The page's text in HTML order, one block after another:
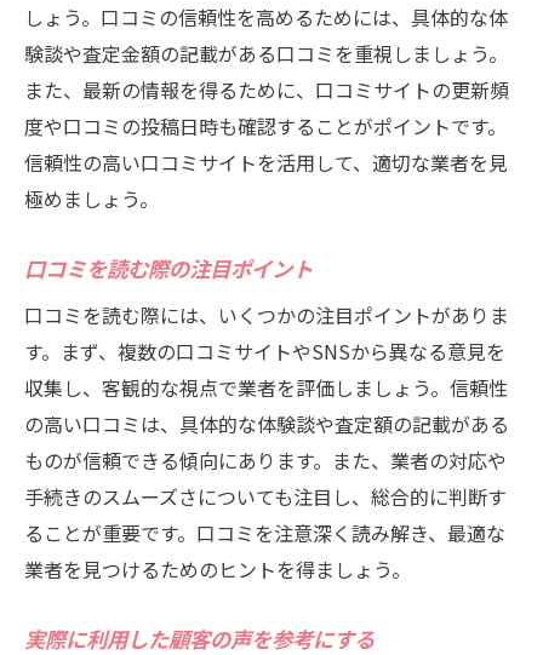
しょう。口コミの信頼性を高めるためには、具体的な体
験談や査定金額の記載がある口コミを重視しましょう。
また、最新の情報を得るために、口コミサイトの更新頻
度や口コミの投稿日時も確認することがポイントです。
信頼性の高い口コミサイトを活用して、適切な業者を見
極めましょう。
口コミを読む際の注目ポイント
口コミを読む際には、いくつかの注目ポイントがありま
す。まず、複数の口コミサイトやSNSから異なる意見を
収集し、客観的な視点で業者を評価しましょう。信頼性
の高い口コミは、具体的な体験談や査定額の記載がある
ものが信頼できる傾向にあります。また、業者の対応や
手続きのスムーズさについても注目し、総合的に判断す
ることが重要です。口コミを注意深く読み解き、最適な
業者を見つけるためのヒントを得ましょう。
実際に利用した顧客の声を参考にする